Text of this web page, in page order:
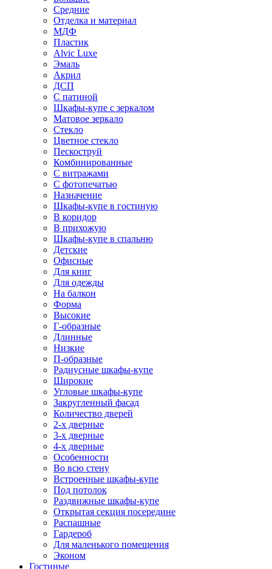
Средние
Отделка и материал
МДФ
Пластик
Alvic Luxe
Эмаль
Акрил
ДСП
С патиной
Шкафы-купе с зеркалом
Матовое зеркало
Стекло
Цветное стекло
Пескоструй
Комбинированные
С витражами
С фотопечатью
Назначение
Шкафы-купе в гостиную
В коридор
В прихожую
Шкафы-купе в спальню
Детские
Офисные
Для книг
Для одежды
На балкон
Форма
Высокие
Г-образные
Длинные
Низкие
П-образные
Радиусные шкафы-купе
Широкие
Угловые шкафы-купе
Закругленный фасад
Количество дверей
2-х дверные
3-х дверные
4-х дверные
Особенности
Во всю стену
Встроенные шкафы-купе
Под потолок
Раздвижные шкафы-купе
Открытая секция посередине
Распашные
Гардероб
Для маленького помещения
Эконом
Гостиные